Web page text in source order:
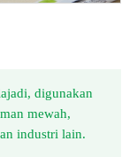
digunakan
mewah,
industri lain.